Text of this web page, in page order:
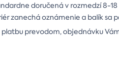
doručená v rozmedzí 8-
zanechá oznámenie a balík sa
prevodom, objednávku